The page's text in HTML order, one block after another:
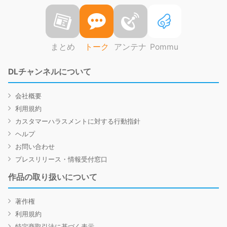
まとめ トーク アンテナ Pommu
DLチャンネルについて
会社概要
利用規約
カスタマーハラスメントに対する行動指針
ヘルプ
お問い合わせ
プレスリリース・情報受付窓口
作品の取り扱いについて
著作権
利用規約